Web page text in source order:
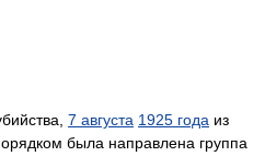
7 августа 1925 года из
была направлена группа